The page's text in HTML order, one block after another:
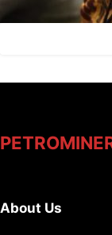
About Us